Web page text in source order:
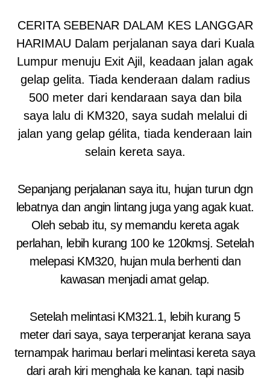
CERITA SEBENAR DALAM KES LANGGAR
HARIMAU Dalam perjalanan saya dari Kuala
Lumpur menuju Exit Ajil, keadaan jalan agak
gelap gelita. Tiada kenderaan dalam radius
500 meter dari kendaraan saya dan bila
saya lalu di KM320, saya sudah melalui di
jalan yang gelap gélita, tiada kenderaan lain
selain kereta saya.
Sepanjang perjalanan saya itu, hujan turun dgn
lebatnya dan angin lintang juga yang agak kuat.
Oleh sebab itu, sy memandu kereta agak
perlahan, lebih kurang 100 ke 120kmsj. Setelah
melepasi KM320, hujan mula berhenti dan
kawasan menjadi amat gelap.
Setelah melintasi KM321.1, lebih kurang 5
meter dari saya, saya terperanjat kerana saya
ternampak harimau berlari melintasi kereta saya
dari arah kiri menghala ke kanan. tapi nasib